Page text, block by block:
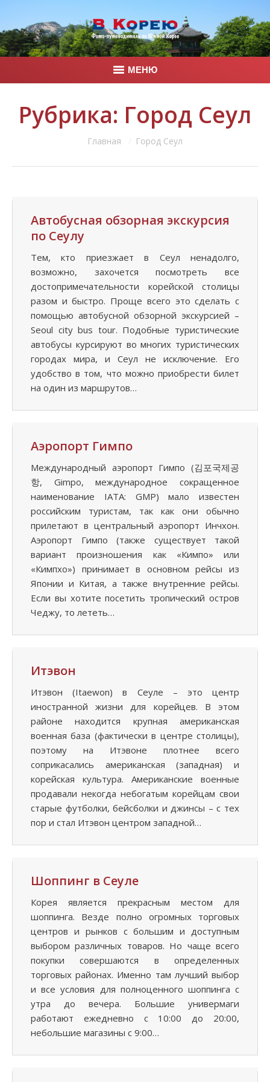
МЕНЮ
Рубрика: Город Сеул
Главная Город Сеул
Автобусная обзорная экскурсия
по Сеулу
Тем, кто приезжает в Сеул ненадолго,
возможно, захочется посмотреть все
достопримечательности корейской столицы
разом и быстро. Проще всего это сделать с
помощью автобусной обзорной экскурсией –
Seoul city bus tour. Подобные туристические
автобусы курсируют во многих туристических
городах мира, и Сеул не исключение. Его
удобство в том, что можно приобрести билет
на один из маршрутов…
Аэропорт Гимпо
Международный аэропорт Гимпо (김포국제공
항, Gimpo, международное сокращенное
наименование IATA: GMP) мало известен
российским туристам, так как они обычно
прилетают в центральный аэропорт Инчхон.
Аэропорт Гимпо (также существует такой
вариант произношения как «Кимпо» или
«Кимпхо») принимает в основном рейсы из
Японии и Китая, а также внутренние рейсы.
Если вы хотите посетить тропический остров
Чеджу, то лететь…
Итэвон
Итэвон (Itaewon) в Сеуле – это центр
иностранной жизни для корейцев. В этом
районе находится крупная американская
военная база (фактически в центре столицы),
поэтому на Итэвоне плотнее всего
соприкасались американская (западная) и
корейская культура. Американские военные
продавали некогда небогатым корейцам свои
старые футболки, бейсболки и джинсы – с тех
пор и стал Итэвон центром западной…
Шоппинг в Сеуле
Корея является прекрасным местом для
шоппинга. Везде полно огромных торговых
центров и рынков с большим и доступным
выбором различных товаров. Но чаще всего
покупки совершаются в определенных
торговых районах. Именно там лучший выбор
и все условия для полноценного шоппинга с
утра до вечера. Большие универмаги
работают ежедневно с 10:00 до 20:00,
небольшие магазины с 9:00…